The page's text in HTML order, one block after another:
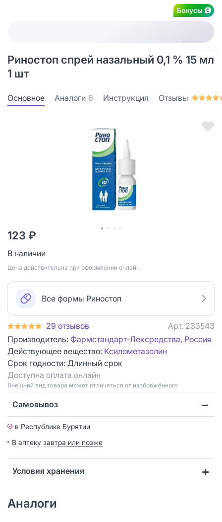
Бонусы
Риностоп спрей назальный 0,1 % 15 мл
1 шт
Основное Аналоги 6 Инструкция Отзывы
123 ₽
В наличии
Цена действительна при оформлении онлайн
Все формы Риностоп
29 отзывов Арт. 233543
Производитель: Фармстандарт-Лексредства, Россия
Действующее вещество: Ксилометазолин
Срок годности: Длинный срок
Доступна оплата онлайн
Bнешний вид товара может отличаться от изображённого
Самовывоз
в Республике Бурятии
В аптеку завтра или позже
Условия хранения
Аналоги